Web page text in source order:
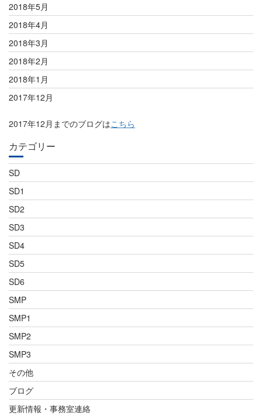
2018年5月
2018年4月
2018年3月
2018年2月
2018年1月
2017年12月
2017年12月までのブログはこちら
カテゴリー
SD
SD1
SD2
SD3
SD4
SD5
SD6
SMP
SMP1
SMP2
SMP3
その他
ブログ
更新情報・事務室連絡